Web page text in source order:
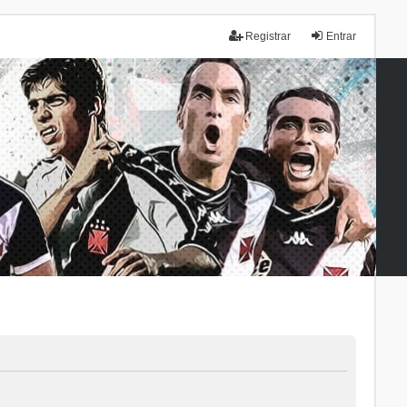
Entrar
Registrar